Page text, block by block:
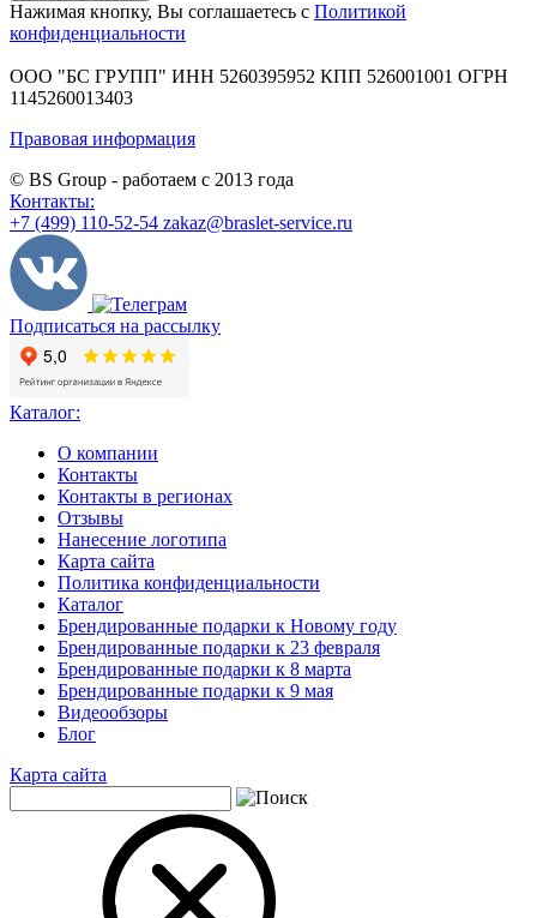
Нажимая кнопку, Вы соглашаетесь с Политикой
конфиденциальности
ООО "БС ГРУПП" ИНН 5260395952 КПП 526001001 ОГРН
1145260013403
Правовая информация
© BS Group - работаем с 2013 года
Контакты:
+7 (499) 110-52-54 zakaz@braslet-service.ru
Подписаться на рассылку
Каталог:
О компании
Контакты
Контакты в регионах
Отзывы
Нанесение логотипа
Карта сайта
Политика конфиденциальности
Каталог
Брендированные подарки к Новому году
Брендированные подарки к 23 февраля
Брендированные подарки к 8 марта
Брендированные подарки к 9 мая
Видеообзоры
Блог
Карта сайта